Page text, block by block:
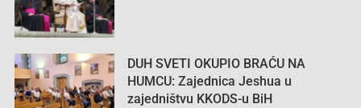
DUH SVETI OKUPIO BRAĆU NA
HUMCU: Zajednica Jeshua u
zajedništvu KKODS-u BiH